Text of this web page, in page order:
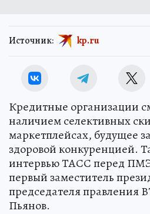
Источник: kp.ru
Кредитные организации
наличием селективных
маркетплейсах, будущее
здоровой конкуренцией.
интервью ТАСС перед
первый заместитель
председателя правления
Пьянов.